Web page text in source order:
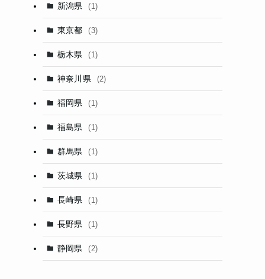
新潟県 (1)
東京都 (3)
栃木県 (1)
神奈川県 (2)
福岡県 (1)
福島県 (1)
群馬県 (1)
茨城県 (1)
長崎県 (1)
長野県 (1)
静岡県 (2)